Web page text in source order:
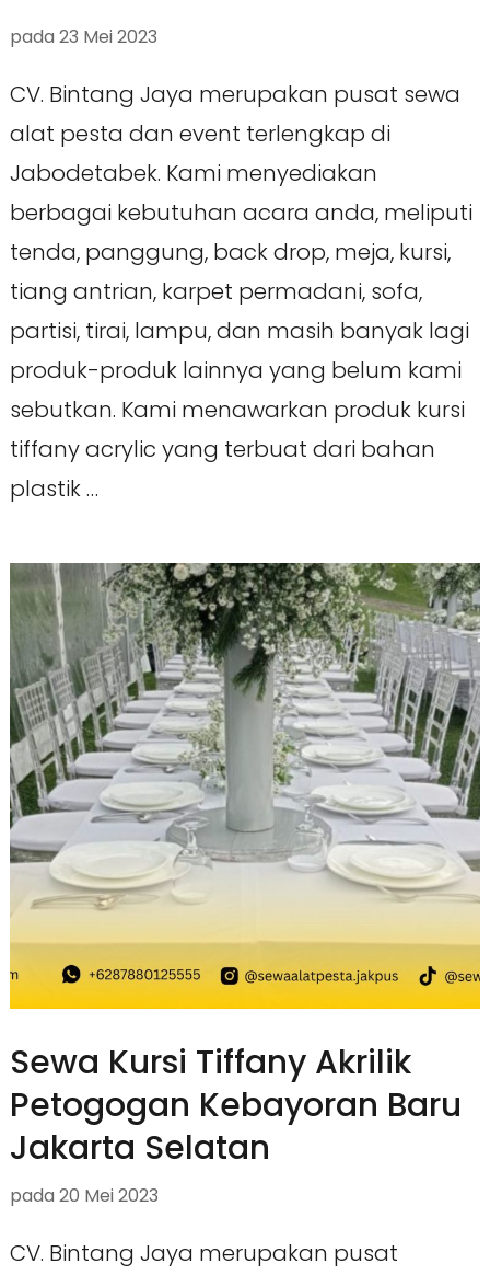
pada 23 Mei 2023
CV. Bintang Jaya merupakan pusat sewa
alat pesta dan event terlengkap di
Jabodetabek. Kami menyediakan
berbagai kebutuhan acara anda, meliputi
tenda, panggung, back drop, meja, kursi,
tiang antrian, karpet permadani, sofa,
partisi, tirai, lampu, dan masih banyak lagi
produk-produk lainnya yang belum kami
sebutkan. Kami menawarkan produk kursi
tiffany acrylic yang terbuat dari bahan
plastik …
Sewa Kursi Tiffany Akrilik
Petogogan Kebayoran Baru
Jakarta Selatan
pada 20 Mei 2023
CV. Bintang Jaya merupakan pusat